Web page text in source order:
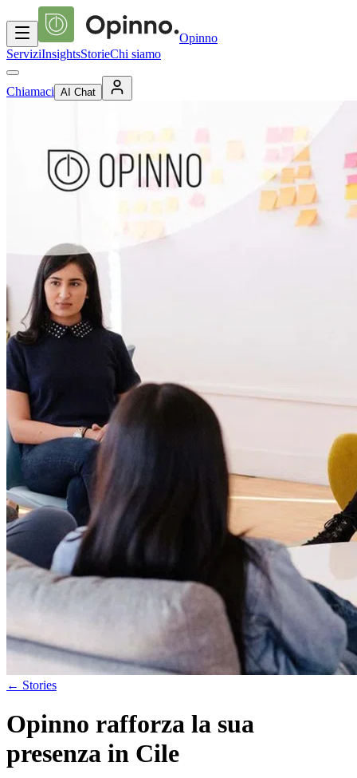
Opinno
ServiziInsightsStorieChi siamo
Chiamaci AI Chat
← Stories
Opinno rafforza la sua
presenza in Cile